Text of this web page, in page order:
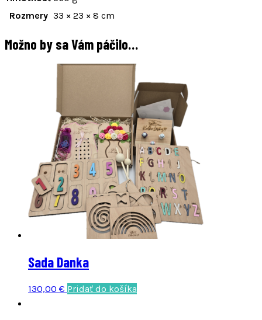
Rozmery 33 × 23 × 8 cm
Možno by sa Vám páčilo…
Sada Danka
130,00 € Pridať do košíka